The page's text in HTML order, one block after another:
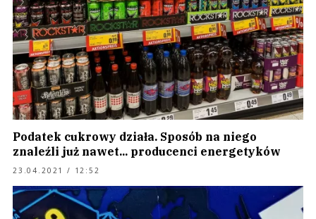
Podatek cukrowy działa. Sposób na niego
znaleźli już nawet... producenci energetyków
23.04.2021 / 12:52